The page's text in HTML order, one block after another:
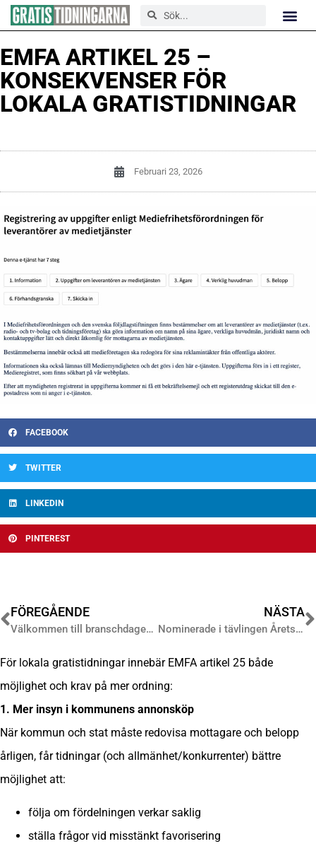
EMFA ARTIKEL 25 –
KONSEKVENSER FÖR
LOKALA GRATISTIDNINGAR
Februari 23, 2026
FACEBOOK
TWITTER
LINKEDIN
PINTEREST
FÖREGÅENDE
Välkommen till branschdagen 2026
NÄSTA
Nominerade i tävlingen Årets gratistidning 2026
För lokala gratistidningar innebär EMFA artikel 25 både
möjlighet och krav på mer ordning:
1. Mer insyn i kommunens annonsköp
När kommun och stat måste redovisa mottagare och belopp
årligen, får tidningar (och allmänhet/konkurrenter) bättre
möjlighet att:
följa om fördelningen verkar saklig
ställa frågor vid misstänkt favorisering